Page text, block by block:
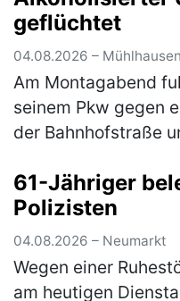
geflüchtet
04.08.2026 – Mühlhausen
Am Montagabend
seinem Pkw gegen
der Bahnhofstraße
Ein aufmerksamer
(mehr)
61-Jähriger
Polizisten
04.08.2026 – Neumarkt
Wegen einer
am heutigen